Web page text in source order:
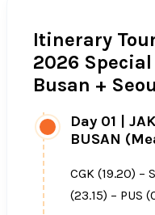
Itinerary
2026
Busan +
Day 01 |
BUSAN
CGK (19.20) –
(23.15) – PUS